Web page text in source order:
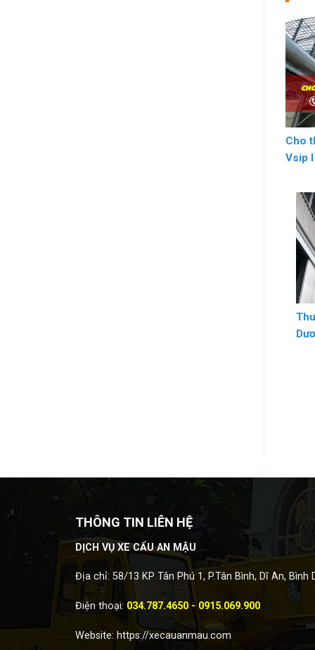
Cho
Vsip
THÔNG TIN LIÊN HỆ
DỊCH VỤ XE CẨU AN MẬU
Địa chỉ: 58/13 KP Tân Phú 1, P.Tân Bình, Dĩ An, Bình
Điện thoại: 034.787.4650 - 0915.069.900
Website: https://xecauanmau.com